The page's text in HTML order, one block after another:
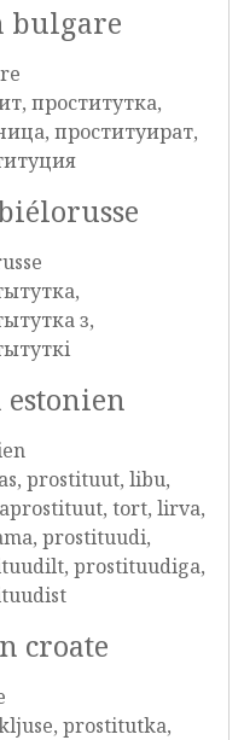
bulgare
проститутка,
проституират,
з,
prostituut, libu,
tort, lirva,
prostituudi,
prostituudiga,
croate
prostitutka,